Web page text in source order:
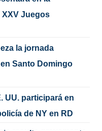
Juegos
la jornada
Santo Domingo
UU. participará en
de NY en RD